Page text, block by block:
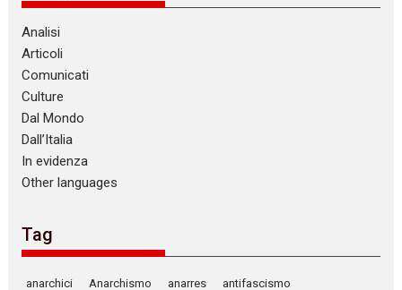
Analisi
Articoli
Comunicati
Culture
Dal Mondo
Dall’Italia
In evidenza
Other languages
Tag
anarchici Anarchismo anarres antifascismo